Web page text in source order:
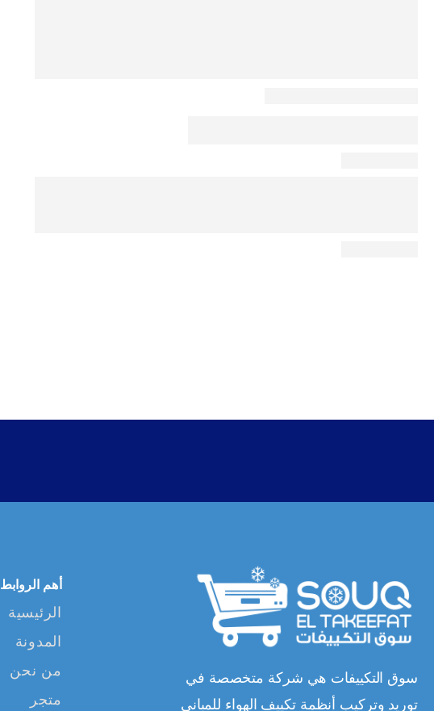
سوق التكييفات هي شركة متخصصة في
توريد وتركيب أنظمة تكييف الهواء للمباني
أهم الروابط
الرئيسية
المدونة
من نحن
متجر